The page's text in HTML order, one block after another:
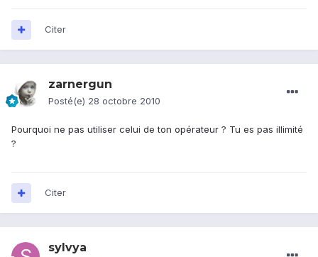
Citer
zarnergun
Posté(e) 28 octobre 2010
Pourquoi ne pas utiliser celui de ton opérateur ? Tu es pas illimité
?
Citer
sylvya